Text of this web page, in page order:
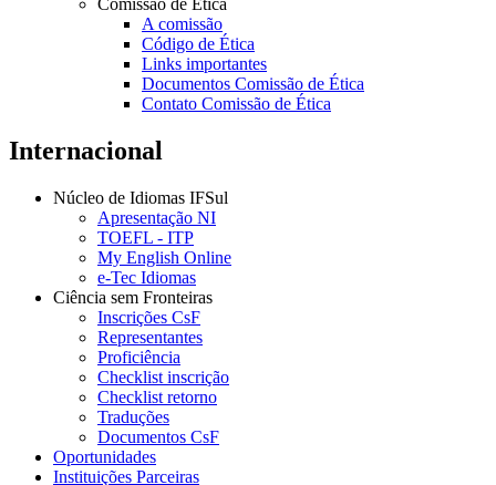
Comissão de Ética
A comissão
Código de Ética
Links importantes
Documentos Comissão de Ética
Contato Comissão de Ética
Internacional
Núcleo de Idiomas IFSul
Apresentação NI
TOEFL - ITP
My English Online
e-Tec Idiomas
Ciência sem Fronteiras
Inscrições CsF
Representantes
Proficiência
Checklist inscrição
Checklist retorno
Traduções
Documentos CsF
Oportunidades
Instituições Parceiras